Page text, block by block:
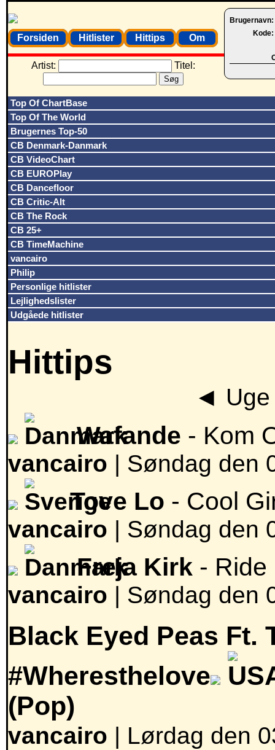
Brugernavn:
Kode:
Forsiden Hitlister Hittips Om
Artist: Titel:
Top Of ChartBase
Top Of The World
Brugernes Top-50
CB Denmark-Danmark
CB VideoChart
CB EUROPlay
CB Dancefloor
CB Critic-Alt
CB The Rock
CB 25+
CB TimeMachine
vancairo
Philip
Personlige hitlister
Lejlighedslister
Udgåede hitlister
Hittips
◄
Wafande - Kom
vancairo | Søndag den
Tove Lo - Cool
vancairo | Søndag den
Freja Kirk - Ride
vancairo | Søndag den
Black Eyed Peas Ft.
#Wheresthelove
(Pop)
vancairo | Lørdag den